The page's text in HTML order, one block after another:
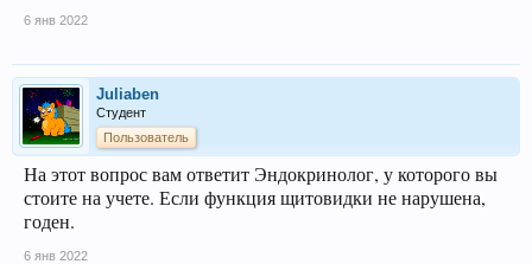
6 янв 2022
Juliaben
Студент
Пользователь
На этот вопрос вам ответит Эндокринолог, у которого вы
стоите на учете. Если функция щитовидки не нарушена,
годен.
6 янв 2022